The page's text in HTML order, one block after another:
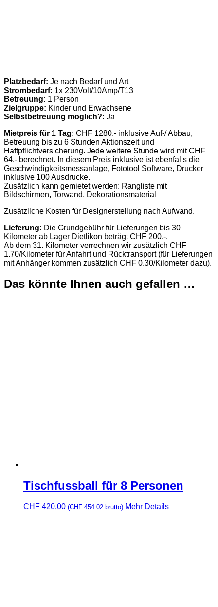
Platzbedarf: Je nach Bedarf und Art
Strombedarf: 1x 230Volt/10Amp/T13
Betreuung: 1 Person
Zielgruppe: Kinder und Erwachsene
Selbstbetreuung möglich?: Ja
Mietpreis für 1 Tag: CHF 1280.- inklusive Auf-/ Abbau,
Betreuung bis zu 6 Stunden Aktionszeit und
Haftpflichtversicherung. Jede weitere Stunde wird mit CHF
64.- berechnet. In diesem Preis inklusive ist ebenfalls die
Geschwindigkeitsmessanlage, Fototool Software, Drucker
inklusive 100 Ausdrucke.
Zusätzlich kann gemietet werden: Rangliste mit
Bildschirmen, Torwand, Dekorationsmaterial
Zusätzliche Kosten für Designerstellung nach Aufwand.
Lieferung: Die Grundgebühr für Lieferungen bis 30
Kilometer ab Lager Dietlikon beträgt CHF 200.-.
Ab dem 31. Kilometer verrechnen wir zusätzlich CHF
1.70/Kilometer für Anfahrt und Rücktransport (für Lieferungen
mit Anhänger kommen zusätzlich CHF 0.30/Kilometer dazu).
Das könnte Ihnen auch gefallen …
Tischfussball für 8 Personen
CHF 420.00 (CHF 454.02 brutto) Mehr Details